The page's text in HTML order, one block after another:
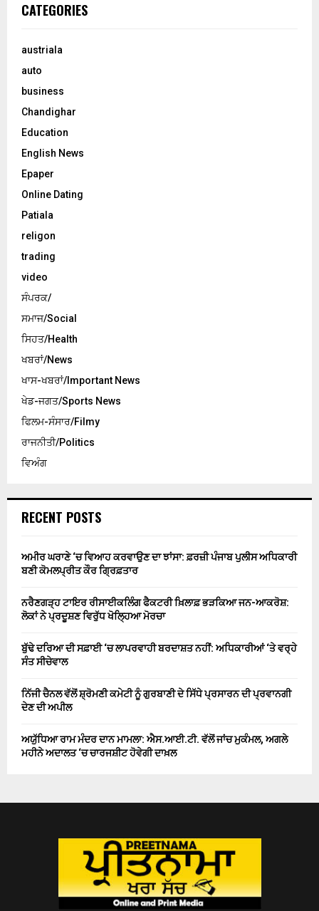
CATEGORIES
austriala
auto
business
Chandighar
Education
English News
Epaper
Online Dating
Patiala
religon
trading
video
ਸੰਪਰਕ/
ਸਮਾਜ/Social
ਸਿਹਤ/Health
ਖਬਰਾਂ/News
ਖਾਸ-ਖਬਰਾਂ/Important News
ਖੇਡ-ਜਗਤ/Sports News
ਫਿਲਮ-ਸੰਸਾਰ/Filmy
ਰਾਜਨੀਤੀ/Politics
ਵਿਅੰਗ
RECENT POSTS
ਅਮੀਰ ਘਰਾਣੇ ‘ਚ ਵਿਆਹ ਕਰਵਾਉਣ ਦਾ ਝਾਂਸਾ: ਫ਼ਰਜ਼ੀ ਪੰਜਾਬ ਪੁਲੀਸ ਅਧਿਕਾਰੀ
ਬਣੀ ਕੋਮਲਪ੍ਰੀਤ ਕੌਰ ਗ੍ਰਿਫ਼ਤਾਰ
ਨਰੈਣਗੜ੍ਹ ਟਾਇਰ ਰੀਸਾਈਕਲਿੰਗ ਫੈਕਟਰੀ ਖ਼ਿਲਾਫ਼ ਭੜਕਿਆ ਜਨ-ਆਕਰੋਸ਼:
ਲੋਕਾਂ ਨੇ ਪ੍ਰਦੂਸ਼ਣ ਵਿਰੁੱਧ ਖੋਲ੍ਹਿਆ ਮੋਰਚਾ
ਬੁੱਢੇ ਦਰਿਆ ਦੀ ਸਫ਼ਾਈ ‘ਚ ਲਾਪਰਵਾਹੀ ਬਰਦਾਸ਼ਤ ਨਹੀਂ: ਅਧਿਕਾਰੀਆਂ ‘ਤੇ ਵਰ੍ਹੇ
ਸੰਤ ਸੀਚੇਵਾਲ
ਨਿੱਜੀ ਚੈਨਲ ਵੱਲੋਂ ਸ਼੍ਰੋਮਣੀ ਕਮੇਟੀ ਨੂੰ ਗੁਰਬਾਣੀ ਦੇ ਸਿੱਧੇ ਪ੍ਰਸਾਰਨ ਦੀ ਪ੍ਰਵਾਨਗੀ
ਦੇਣ ਦੀ ਅਪੀਲ
ਅਯੁੱਧਿਆ ਰਾਮ ਮੰਦਰ ਦਾਨ ਮਾਮਲਾ: ਐਸ.ਆਈ.ਟੀ. ਵੱਲੋਂ ਜਾਂਚ ਮੁਕੰਮਲ, ਅਗਲੇ
ਮਹੀਨੇ ਅਦਾਲਤ ‘ਚ ਚਾਰਜਸ਼ੀਟ ਹੋਵੇਗੀ ਦਾਖ਼ਲ